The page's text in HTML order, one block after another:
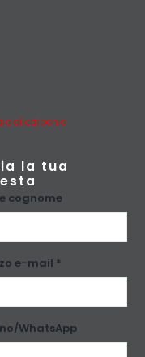
al carbonio
la tua
cognome
e-mail *
WhatsApp